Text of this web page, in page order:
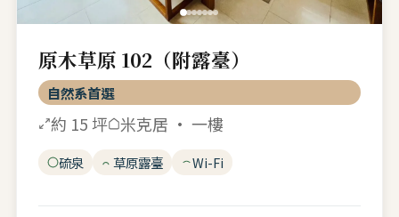
原木草原 102（附露臺）
自然系首選
約 15 坪 米克居 · 一樓
硫泉 草原露臺 Wi-Fi